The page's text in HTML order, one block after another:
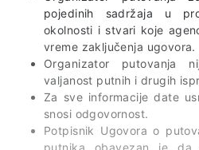
pojedinih sadržaja u
okolnosti i stvari koje
vreme zaključenja ugovora.
Organizator putovanja
valjanost putnih i drugih
Za sve informacije date
snosi odgovornost.
Potpisnik Ugovora o